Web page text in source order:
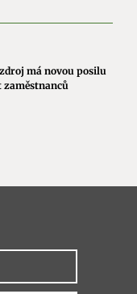
má novou posilu
zaměstnanců